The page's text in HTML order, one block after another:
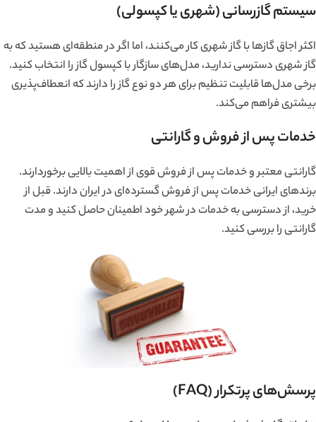
سیستم گازرسانی (شهری یا کپسولی)
اکثر اجاق گازها با گاز شهری کار می‌کنند، اما اگر در منطقه‌ای هستید که به
گاز شهری دسترسی ندارید، مدل‌های سازگار با کپسول گاز را انتخاب کنید.
برخی مدل‌ها قابلیت تنظیم برای هر دو نوع گاز را دارند که انعطاف‌پذیری
بیشتری فراهم می‌کند.
خدمات پس از فروش و گارانتی
گارانتی معتبر و خدمات پس از فروش قوی از اهمیت بالایی برخوردارند.
برندهای ایرانی خدمات پس از فروش گسترده‌ای در ایران دارند. قبل از
خرید، از دسترسی به خدمات در شهر خود اطمینان حاصل کنید و مدت
گارانتی را بررسی کنید.
پرسش‌های پرتکرار (FAQ)